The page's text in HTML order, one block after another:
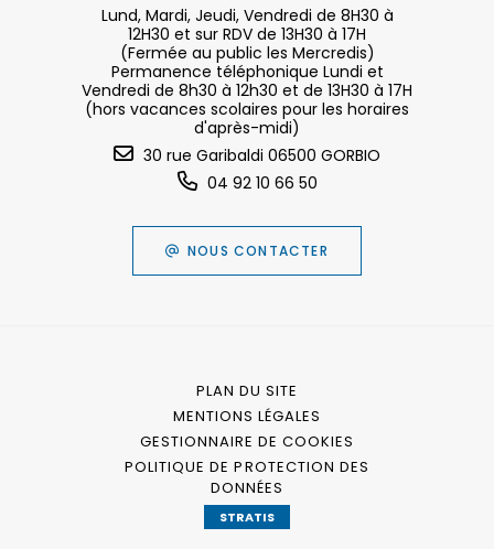
Lund, Mardi, Jeudi, Vendredi de 8H30 à
12H30 et sur RDV de 13H30 à 17H
(Fermée au public les Mercredis)
Permanence téléphonique Lundi et
Vendredi de 8h30 à 12h30 et de 13H30 à 17H
(hors vacances scolaires pour les horaires
d'après-midi)
30 rue Garibaldi 06500 GORBIO
04 92 10 66 50
NOUS CONTACTER
PLAN DU SITE
MENTIONS LÉGALES
GESTIONNAIRE DE COOKIES
POLITIQUE DE PROTECTION DES
DONNÉES
STRATIS